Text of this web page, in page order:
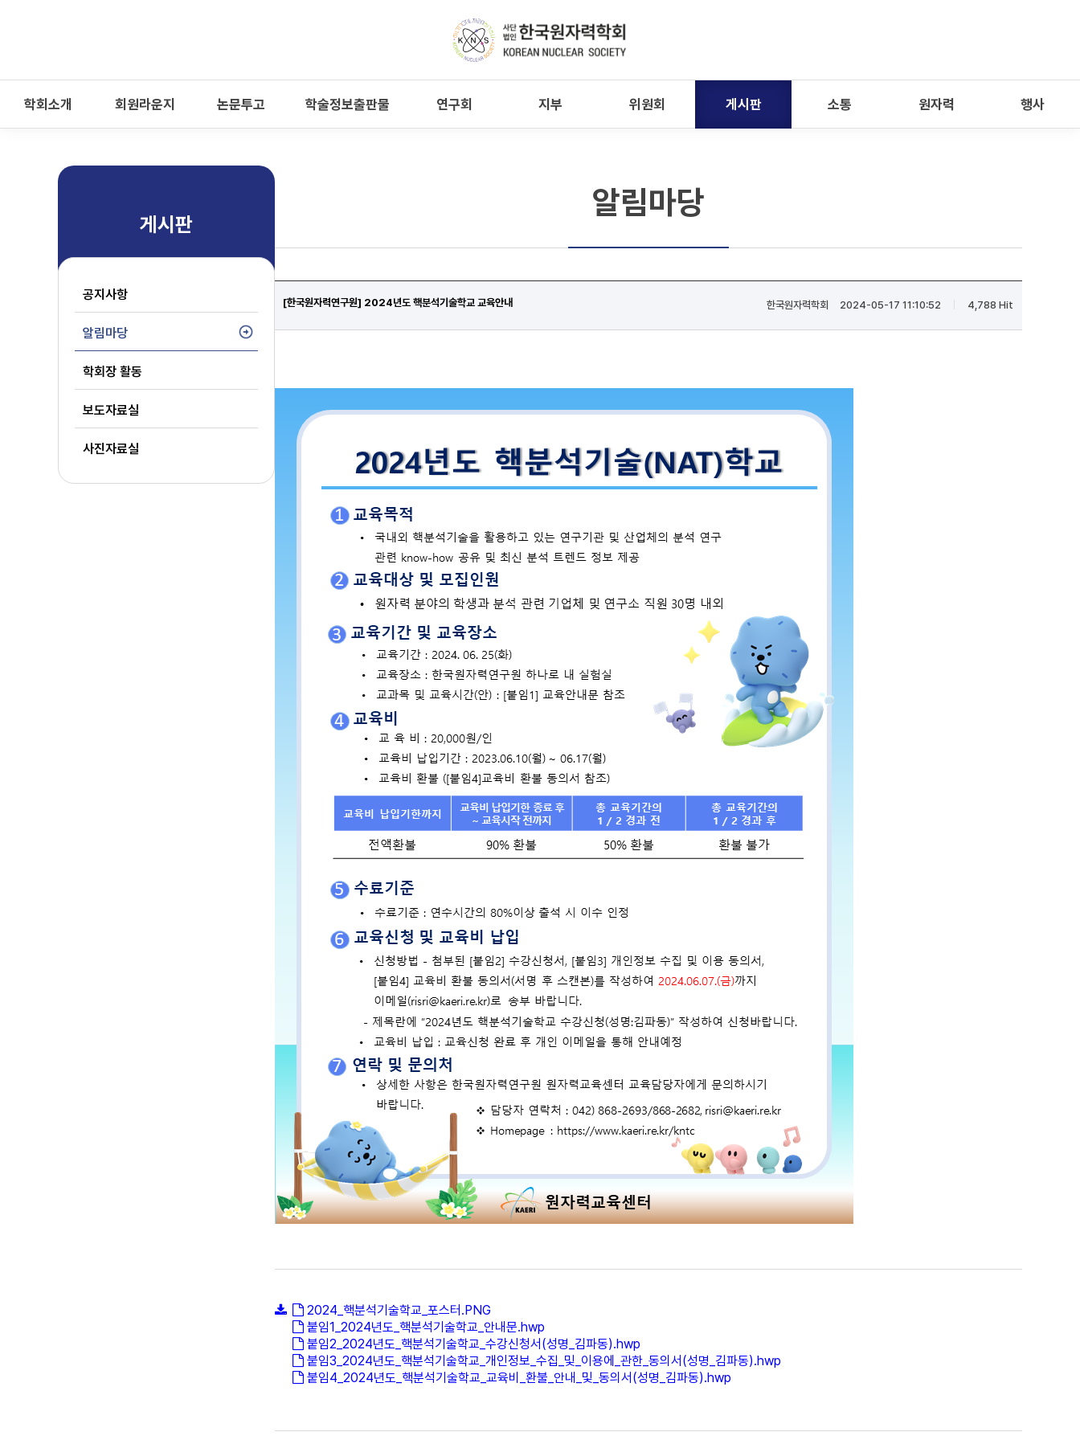
학회소개 회원라운지 논문투고 학술정보출판물 연구회 지부 위원회 게시판 소통 원자력 행사
게시판
공지사항
알림마당
학회장 활동
보도자료실
사진자료실
알림마당
[한국원자력연구원] 2024년도 핵분석기술학교 교육안내 한국원자력학회| 2024-05-17 11:10:52 4,788 Hit
2024_핵분석기술학교_포스터.PNG
붙임1_2024년도_핵분석기술학교_안내문.hwp
붙임2_2024년도_핵분석기술학교_수강신청서(성명_김파동).hwp
붙임3_2024년도_핵분석기술학교_개인정보_수집_및_이용에_관한_동의서(성명_김파동).hwp
붙임4_2024년도_핵분석기술학교_교육비_환불_안내_및_동의서(성명_김파동).hwp